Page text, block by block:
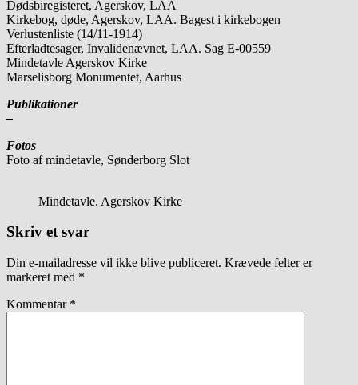
Dødsbiregisteret, Agerskov, LAA
Kirkebog, døde, Agerskov, LAA. Bagest i kirkebogen
Verlustenliste (14/11-1914)
Efterladtesager, Invalidenævnet, LAA. Sag E-00559
Mindetavle Agerskov Kirke
Marselisborg Monumentet, Aarhus
Publikationer
–
Fotos
Foto af mindetavle, Sønderborg Slot
Mindetavle. Agerskov Kirke
Skriv et svar
Din e-mailadresse vil ikke blive publiceret. Krævede felter er
markeret med *
Kommentar *